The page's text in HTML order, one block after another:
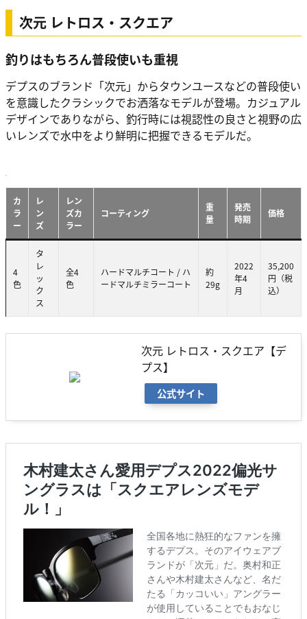
次元 レトロス・スクエア
釣りはもちろん普段使いも重視
デプスのブランド「次元」からタウンユースなどの普段使い
を意識したクラシックでお洒落なモデルが登場。カジュアル
デザインでありながら、釣行時には視認性の良さと視野の広
いレンズで水中をより鮮明に把握できるモデルだ。
カ
ラ
ー
レ
ン
ズ
レン
ズカ
ラー
コーティング
重
量
発売
時期
価格
4
色
タ
レ
ッ
ク
ス
全4
色
ハードマルチコート / ハ
ードマルチミラーコート
約
29g
2022
年4
月
35,200
円（税
込）
次元 レトロス・スクエア【デ
プス】
公式サイト